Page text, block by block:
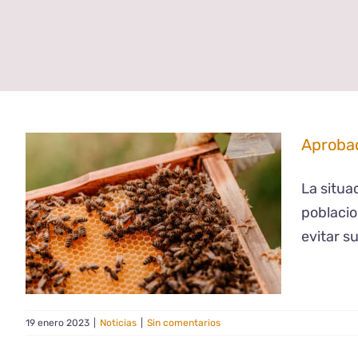
La
evitar
19 enero 2023 Noticias Sin comentarios